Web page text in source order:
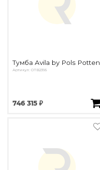
Тумба Avila by Pols Potten
Артикул: OTB2395
746 315 ₽